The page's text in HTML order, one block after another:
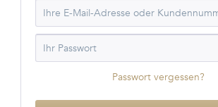
Passwort vergessen?